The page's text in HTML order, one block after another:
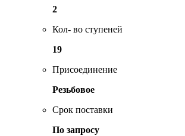
2
Кол- во ступеней
19
Присоединение
Резьбовое
Срок поставки
По запросу